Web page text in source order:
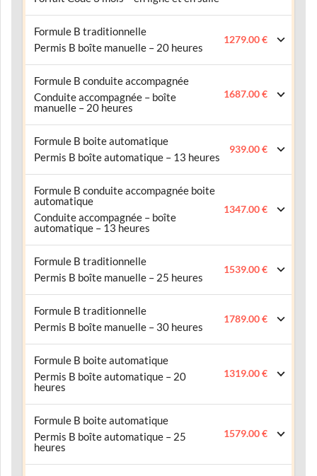
Formule B traditionnelle
Permis B boîte manuelle – 20 heures
1279.00 €
Formule B conduite accompagnée
Conduite accompagnée – boîte
manuelle – 20 heures
1687.00 €
Formule B boite automatique
Permis B boîte automatique – 13 heures
939.00 €
Formule B conduite accompagnée boite
automatique
Conduite accompagnée – boîte
automatique – 13 heures
1347.00 €
Formule B traditionnelle
Permis B boîte manuelle – 25 heures
1539.00 €
Formule B traditionnelle
Permis B boîte manuelle – 30 heures
1789.00 €
Formule B boite automatique
Permis B boîte automatique – 20
heures
1319.00 €
Formule B boite automatique
Permis B boîte automatique – 25
heures
1579.00 €